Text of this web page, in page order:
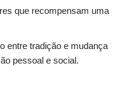
que recompensam uma
entre tradição e mudança
pessoal e social.